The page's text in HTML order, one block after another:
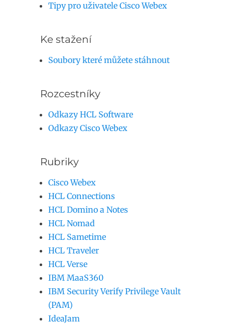
Tipy pro uživatele Cisco Webex
Ke stažení
Soubory které můžete stáhnout
Rozcestníky
Odkazy HCL Software
Odkazy Cisco Webex
Rubriky
Cisco Webex
HCL Connections
HCL Domino a Notes
HCL Nomad
HCL Sametime
HCL Traveler
HCL Verse
IBM MaaS360
IBM Security Verify Privilege Vault
(PAM)
IdeaJam